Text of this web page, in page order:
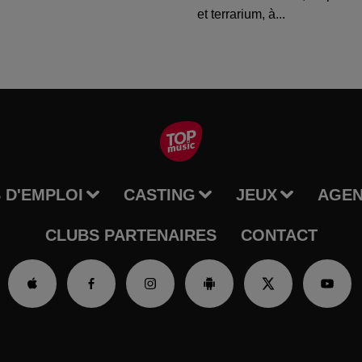
et terrarium, à...
D'EMPLOI CASTING JEUX
CLUBS PARTENAIRES CONTACT